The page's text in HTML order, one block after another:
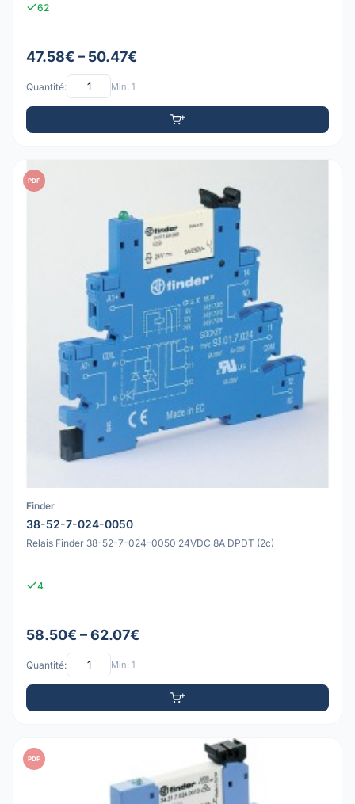
62
47.58€ – 50.47€
Quantité: Min: 1
PDF
Finder
38-52-7-024-0050
Relais Finder 38-52-7-024-0050 24VDC 8A DPDT (2c)
4
58.50€ – 62.07€
Quantité: Min: 1
PDF